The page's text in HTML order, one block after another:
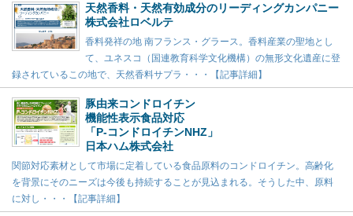
天然香料・天然有効成分のリーディングカンパニー
株式会社ロベルテ
香料発祥の地 南フランス・グラース。香料産業の聖地とし
て、ユネスコ（国連教育科学文化機構）の無形文化遺産に登
録されているこの地で、天然香料サプラ・・・【記事詳細】
豚由来コンドロイチン
機能性表示食品対応
「P-コンドロイチンNHZ」
日本ハム株式会社
関節対応素材として市場に定着している食品原料のコンドロイチン。高齢化
を背景にそのニーズは今後も持続することが見込まれる。そうした中、原料
に対し・・・【記事詳細】